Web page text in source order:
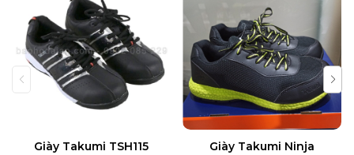
Giày Takumi TSH115 Giày Takumi Ninja